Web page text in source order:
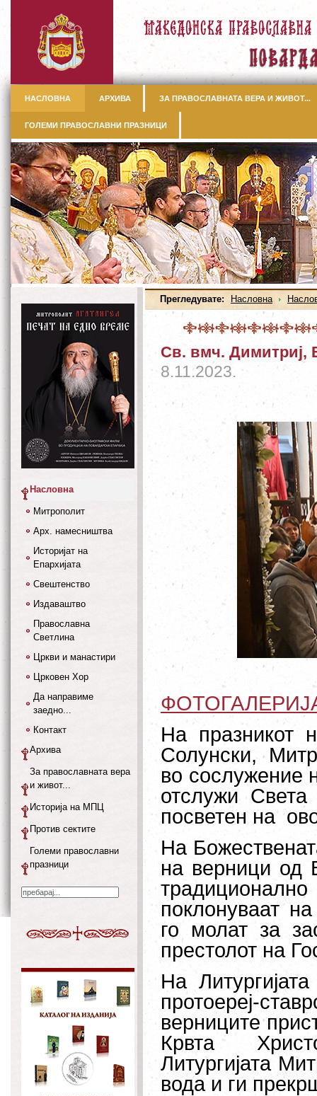
НАСЛОВНА АРХИВА ЗА ПРАВОСЛАВНАТА ВЕРА И ЖИВОТ...
ГОЛЕМИ ПРАВОСЛАВНИ ПРАЗНИЦИ
Прегледувате: Насловна
Св. вмч. Димитриј,
8.11.2023.
На празникот
Солунски,
во сослужение
отслужи Света
посветен на
На
на верници од
поклонуваат
го молат за
престолот на
На
протоереј-
верниците
Крвта
Литургијата
вода и ги
Насловна
Митрополит
Арх. намесништва
Историјат на
Епархијата
Свештенство
Издаваштво
Православна
Светлина
Цркви и манастири
Црковен Хор
Да направиме
заедно...
Контакт
Архива
За православната вера
и живот...
Историја на МПЦ
Против сектите
Големи православни
празници